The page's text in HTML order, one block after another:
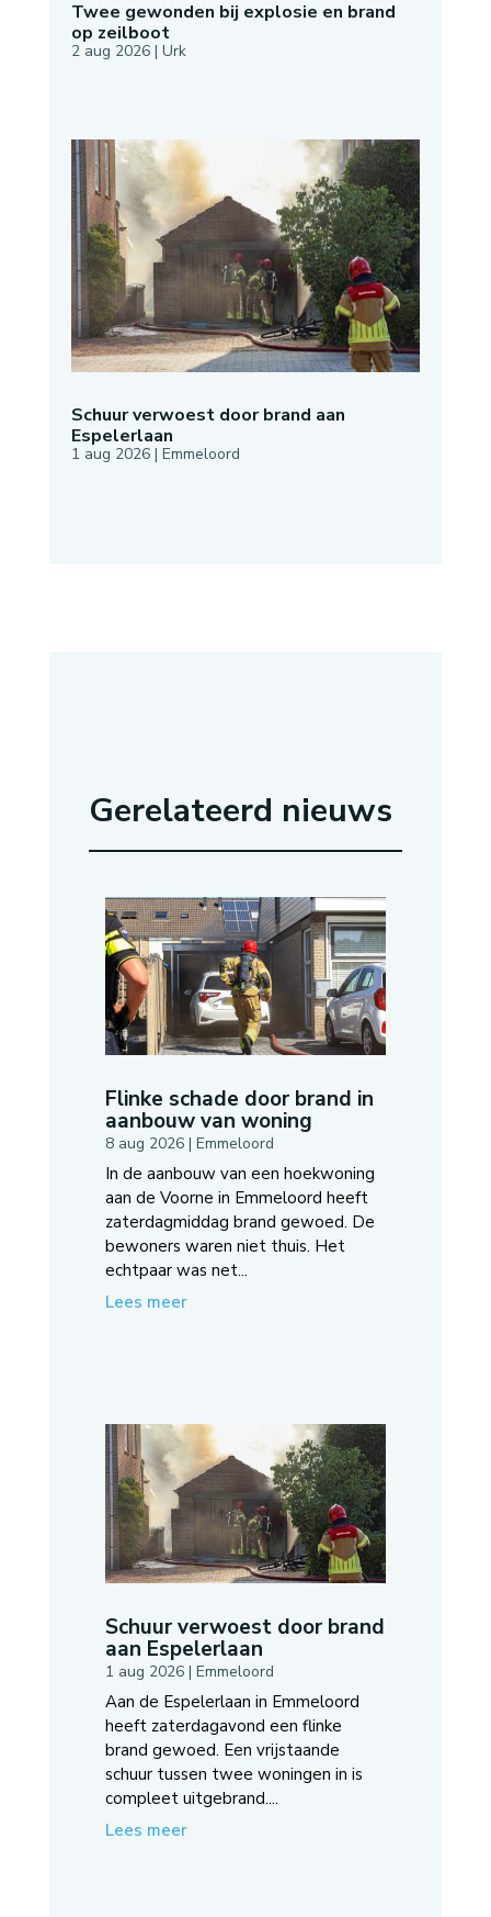
Twee gewonden bij explosie en brand
op zeilboot
2 aug 2026| Urk
Schuur verwoest door brand aan
Espelerlaan
1 aug 2026| Emmeloord
Gerelateerd nieuws
Flinke schade door brand in
aanbouw van woning
8 aug 2026| Emmeloord
In de aanbouw van een hoekwoning
aan de Voorne in Emmeloord heeft
zaterdagmiddag brand gewoed. De
bewoners waren niet thuis. Het
echtpaar was net...
Lees meer
Schuur verwoest door brand
aan Espelerlaan
1 aug 2026| Emmeloord
Aan de Espelerlaan in Emmeloord
heeft zaterdagavond een flinke
brand gewoed. Een vrijstaande
schuur tussen twee woningen in is
compleet uitgebrand....
Lees meer